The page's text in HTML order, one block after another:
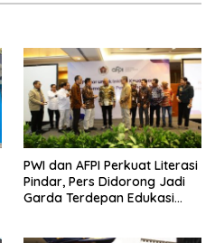
PWI dan AFPI Perkuat Literasi
Pindar, Pers Didorong Jadi
Garda Terdepan Edukasi